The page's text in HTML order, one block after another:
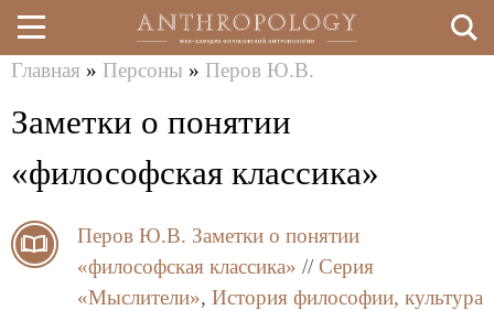
Перейти
к
основному
здесь
Главная » Персоны » Перов Ю.В.
Заметки о понятии
«философская классика»
Перов Ю.В. Заметки о понятии
«философская классика» // Серия
«Мыслители», История философии, культура